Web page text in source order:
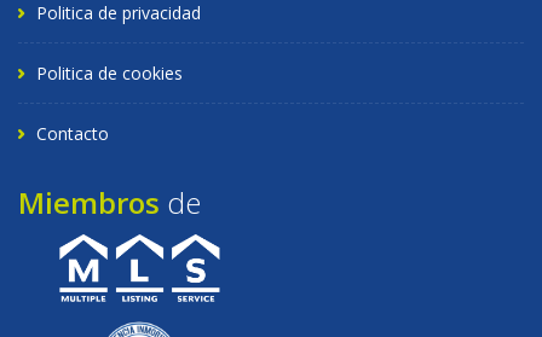
Politica de privacidad
Politica de cookies
Contacto
Miembros de